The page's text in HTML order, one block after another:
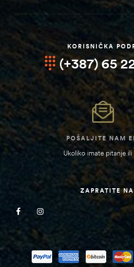
KORISNIČKA
(+387) 65
POŠALJITE NAM
Ukoliko imate pitanje ili
ZAPRATITE